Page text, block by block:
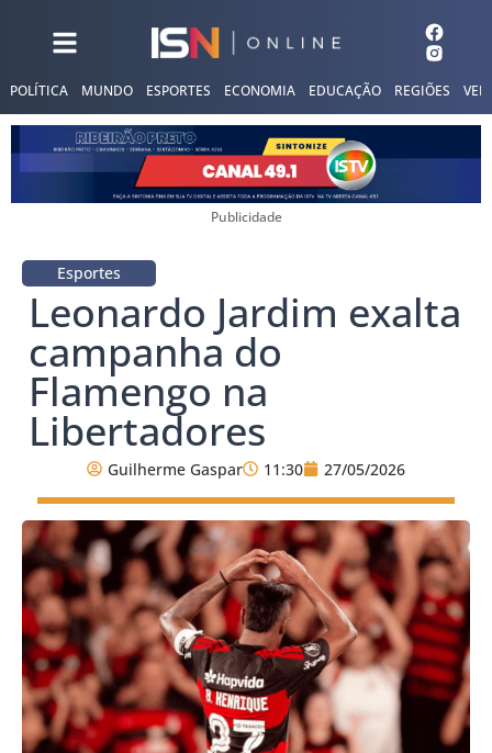
POLÍTICA MUNDO ESPORTES ECONOMIA EDUCAÇÃO REGIÕES
Publicidade
Esportes
Leonardo Jardim exalta
campanha do
Flamengo na
Libertadores
Guilherme Gaspar 11:30 27/05/2026